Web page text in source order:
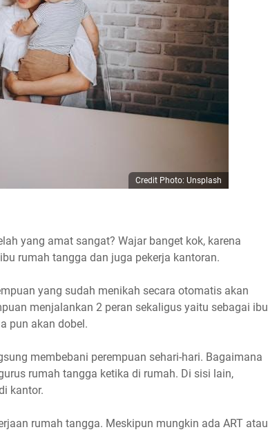
Credit Photo: Unsplash
yang amat sangat? Wajar banget kok, karena
rumah tangga dan juga pekerja kantoran.
yang sudah menikah secara otomatis akan
menjalankan 2 peran sekaligus yaitu sebagai ibu
pun akan dobel.
membebani perempuan sehari-hari. Bagaimana
rumah tangga ketika di rumah. Di sisi lain,
kantor.
rumah tangga. Meskipun mungkin ada ART atau